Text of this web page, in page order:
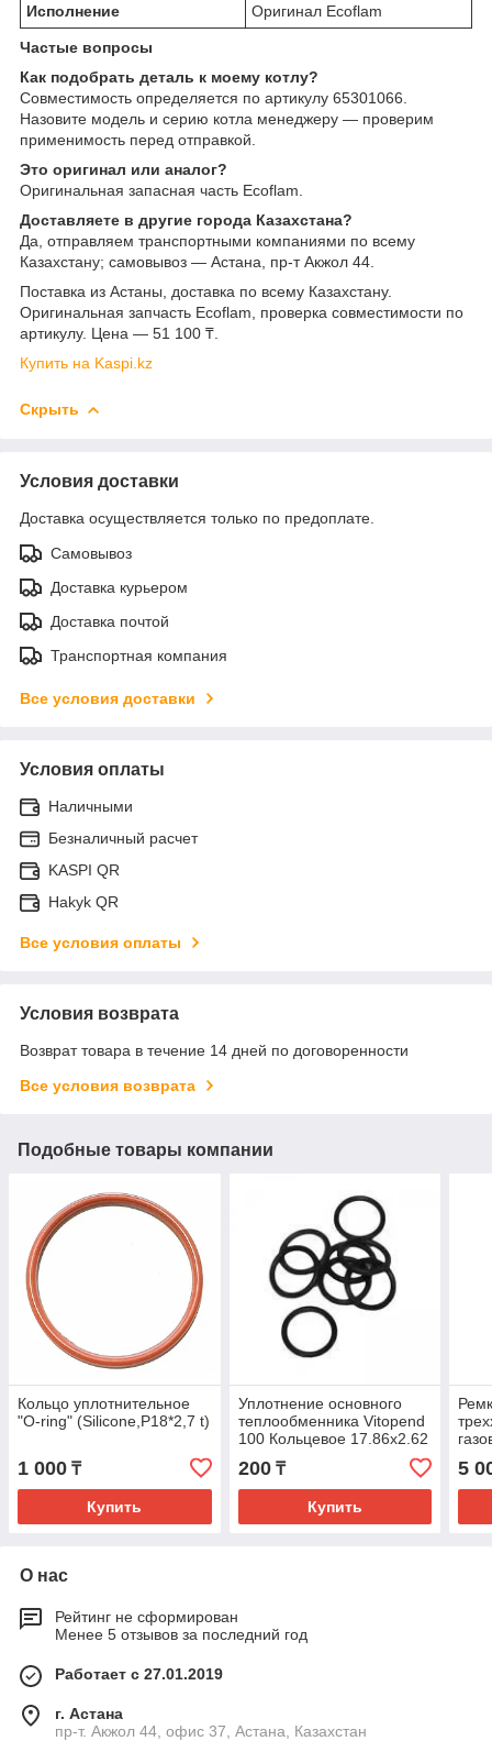
Исполнение
Оригинал Ecoflam
Частые вопросы
Как подобрать деталь к моему котлу?
Совместимость определяется по артикулу 65301066.
Назовите модель и серию котла менеджеру — проверим
применимость перед отправкой.
Это оригинал или аналог?
Оригинальная запасная часть Ecoflam.
Доставляете в другие города Казахстана?
Да, отправляем транспортными компаниями по всему
Казахстану; самовывоз — Астана, пр-т Акжол 44.
Поставка из Астаны, доставка по всему Казахстану.
Оригинальная запчасть Ecoflam, проверка совместимости по
артикулу. Цена — 51 100 ₸.
Купить на Kaspi.kz
Скрыть
Условия доставки
Доставка осуществляется только по предоплате.
Самовывоз
Доставка курьером
Доставка почтой
Транспортная компания
Все условия доставки
Условия оплаты
Наличными
Безналичный расчет
KASPI QR
Hakyk QR
Все условия оплаты
Условия возврата
Возврат товара в течение 14 дней по договоренности
Все условия возврата
Подобные товары компании
Кольцо уплотнительное
"O-ring" (Silicone,P18*2,7 t)
1 000 ₸
Купить
Уплотнение основного
теплообменника Vitopend
100 Кольцевое 17.86x2.62
200₸
Купить
5
О нас
Рейтинг не сформирован
Менее 5 отзывов за последний год
Работает с 27.01.2019
г. Астана
пр-т. Акжол 44, офис 37, Астана, Казахстан